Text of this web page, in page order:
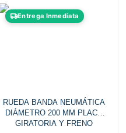
Entrega Inmediata
RUEDA BANDA NEUMÁTICA
DIÁMETRO 200 MM PLACA
GIRATORIA Y FRENO